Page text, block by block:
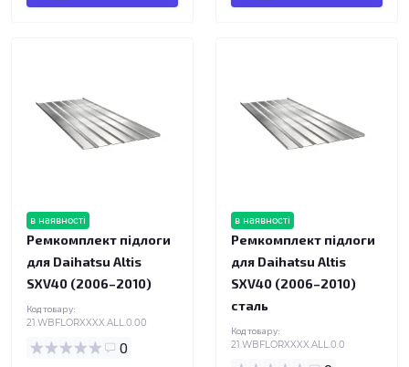
в наявності
Ремкомплект підлоги
для Daihatsu Altis
SXV40 (2006–2010)
Код товару:
21.WBFLORXXXX.ALL.0.00
0
в наявності
Ремкомплект підлоги
для Daihatsu Altis
SXV40 (2006–2010)
сталь
Код товару:
21.WBFLORXXXX.ALL.0.0